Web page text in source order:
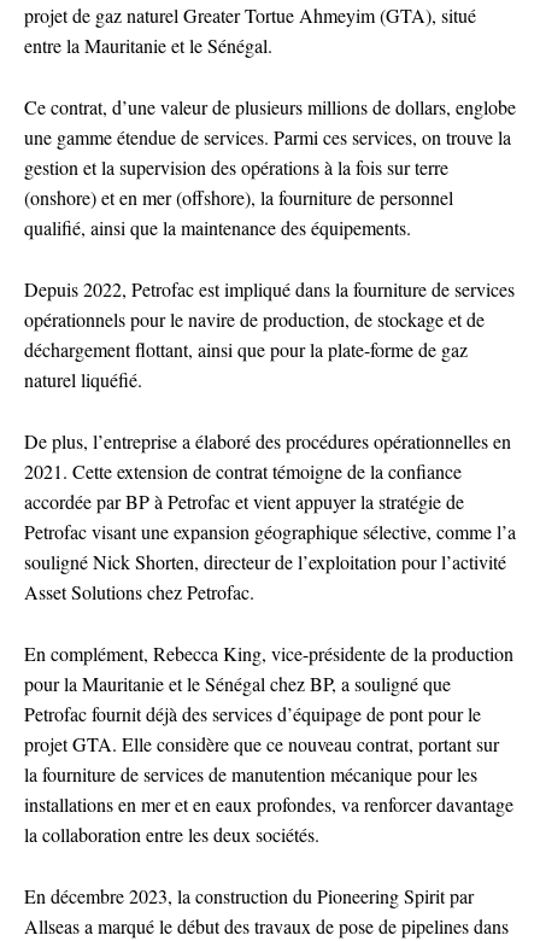
projet de gaz naturel Greater Tortue Ahmeyim (GTA), situé
entre la Mauritanie et le Sénégal.
Ce contrat, d’une valeur de plusieurs millions de dollars, englobe
une gamme étendue de services. Parmi ces services, on trouve la
gestion et la supervision des opérations à la fois sur terre
(onshore) et en mer (offshore), la fourniture de personnel
qualifié, ainsi que la maintenance des équipements.
Depuis 2022, Petrofac est impliqué dans la fourniture de services
opérationnels pour le navire de production, de stockage et de
déchargement flottant, ainsi que pour la plate-forme de gaz
naturel liquéfié.
De plus, l’entreprise a élaboré des procédures opérationnelles en
2021. Cette extension de contrat témoigne de la confiance
accordée par BP à Petrofac et vient appuyer la stratégie de
Petrofac visant une expansion géographique sélective, comme l’a
souligné Nick Shorten, directeur de l’exploitation pour l’activité
Asset Solutions chez Petrofac.
En complément, Rebecca King, vice-présidente de la production
pour la Mauritanie et le Sénégal chez BP, a souligné que
Petrofac fournit déjà des services d’équipage de pont pour le
projet GTA. Elle considère que ce nouveau contrat, portant sur
la fourniture de services de manutention mécanique pour les
installations en mer et en eaux profondes, va renforcer davantage
la collaboration entre les deux sociétés.
En décembre 2023, la construction du Pioneering Spirit par
Allseas a marqué le début des travaux de pose de pipelines dans